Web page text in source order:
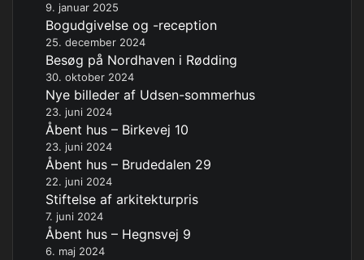
9. januar 2025
Bogudgivelse og -reception
25. december 2024
Besøg på Nordhaven i Rødding
30. oktober 2024
Nye billeder af Udsen-sommerhus
23. juni 2024
Åbent hus – Birkevej 10
23. juni 2024
Åbent hus – Brudedalen 29
22. juni 2024
Stiftelse af arkitekturpris
7. juni 2024
Åbent hus – Hegnsvej 9
6. maj 2024